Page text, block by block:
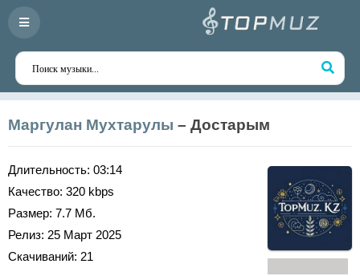
Маргулан Мухтарулы – Достарым
Длительность: 03:14
Качество: 320 kbps
Размер: 7.7 Мб.
Релиз: 25 Март 2025
Скачиваний: 21